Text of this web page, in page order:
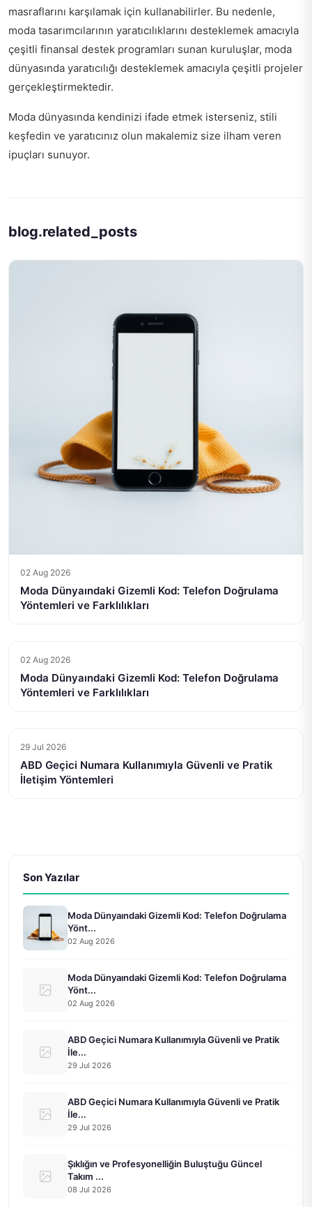
masraflarını karşılamak için kullanabilirler. Bu nedenle,
moda tasarımcılarının yaratıcılıklarını desteklemek amacıyla
çeşitli finansal destek programları sunan kuruluşlar, moda
dünyasında yaratıcılığı desteklemek amacıyla çeşitli projeler
gerçekleştirmektedir.
Moda dünyasında kendinizi ifade etmek isterseniz, stili
keşfedin ve yaratıcınız olun makalemiz size ilham veren
ipuçları sunuyor.
blog.related_posts
02 Aug 2026
Moda Dünyaındaki Gizemli Kod: Telefon Doğrulama
Yöntemleri ve Farklılıkları
02 Aug 2026
Moda Dünyaındaki Gizemli Kod: Telefon Doğrulama
Yöntemleri ve Farklılıkları
29 Jul 2026
ABD Geçici Numara Kullanımıyla Güvenli ve Pratik
İletişim Yöntemleri
Son Yazılar
Moda Dünyaındaki Gizemli Kod: Telefon Doğrulama
Yönt...
02 Aug 2026
Moda Dünyaındaki Gizemli Kod: Telefon Doğrulama
Yönt...
02 Aug 2026
ABD Geçici Numara Kullanımıyla Güvenli ve Pratik
İle...
29 Jul 2026
ABD Geçici Numara Kullanımıyla Güvenli ve Pratik
İle...
29 Jul 2026
Şıklığın ve Profesyonelliğin Buluştuğu Güncel
Takım ...
08 Jul 2026